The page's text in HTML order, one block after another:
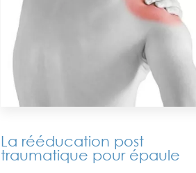
La rééducation post
traumatique pour épaule